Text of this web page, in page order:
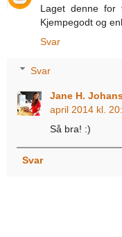
Laget denne for
Kjempegodt og
Svar
Svar
Jane H.
april 2014 kl.
Så bra! :)
Svar